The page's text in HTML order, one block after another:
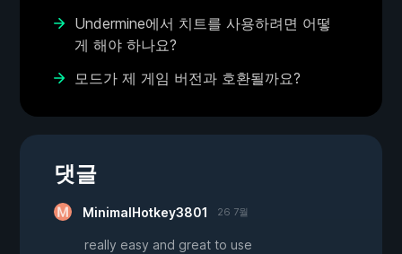
Undermine에서 치트를 사용하려면 어떻
게 해야 하나요?
모드가 제 게임 버전과 호환될까요?
댓글
MinimalHotkey3801 26 7월
really easy and great to use